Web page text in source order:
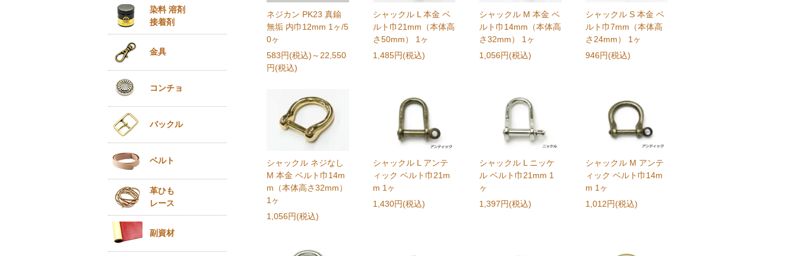
ネジカン PK23 真鍮
無垢 内巾12mm 1ヶ/5
0ヶ
583円(税込) ～22,550
円(税込)
シャックル L 本金 ベ
ルト巾21mm（本体高
さ50mm） 1ヶ
1,485円(税込)
シャックル M 本金 ベ
ルト巾14mm（本体高
さ32mm） 1ヶ
1,056円(税込)
シャックル S 本金 ベ
ルト巾7mm（本体高
さ24mm） 1ヶ
946円(税込)
シャックル ネジなし
M 本金 ベルト巾14m
m（本体高さ32mm）
1ヶ
1,056円(税込)
シャックル L アンテ
ィック ベルト巾21m
m 1ヶ
1,430円(税込)
シャックル L ニッケ
ル ベルト巾21mm 1
ヶ
1,397円(税込)
シャックル M アンテ
ィック ベルト巾14m
m 1ヶ
1,012円(税込)
染料 溶剤
接着剤
金具
コンチョ
バックル
ベルト
革ひも
レース
副資材